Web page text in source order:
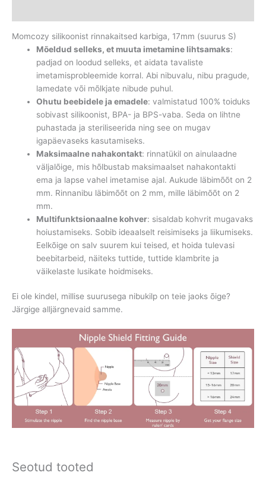
Momcozy silikoonist rinnakaitsed karbiga, 17mm (suurus S)
Mõeldud selleks, et muuta imetamine lihtsamaks:
padjad on loodud selleks, et aidata tavaliste
imetamisprobleemide korral. Abi nibuvalu, nibu pragude,
lamedate või mõlkjate nibude puhul.
Ohutu beebidele ja emadele: valmistatud 100% toiduks
sobivast silikoonist, BPA- ja BPS-vaba. Seda on lihtne
puhastada ja steriliseerida ning see on mugav
igapäevaseks kasutamiseks.
Maksimaalne nahakontakt: rinnatükil on ainulaadne
väljalõige, mis hõlbustab maksimaalset nahakontakti
ema ja lapse vahel imetamise ajal. Aukude läbimõõt on 2
mm. Rinnanibu läbimõõt on 2 mm, mille läbimõõt on 2
mm.
Multifunktsionaalne kohver: sisaldab kohvrit mugavaks
hoiustamiseks. Sobib ideaalselt reisimiseks ja liikumiseks.
Eelkõige on salv suurem kui teised, et hoida tulevasi
beebitarbeid, näiteks tuttide, tuttide klambrite ja
väikelaste lusikate hoidmiseks.
Ei ole kindel, millise suurusega nibukilp on teie jaoks õige?
Järgige alljärgnevaid samme.
Seotud tooted